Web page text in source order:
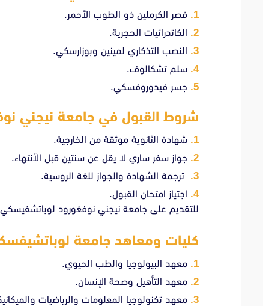
قصر الكرملين ذو الطوب الأحمر.
الكاتدرائيات الحجرية.
النصب التذكاري لمينين وبوزارسكي.
سلم تشكالوف.
جسر فيدوروفسكي.
شروط القبول في جامعة نيجني
شهادة الثانوية موثقة من الخارجية.
جواز سفر ساري لا يقل عن سنتين قبل الأنتهاء.
ترجمة الشهادة والجواز للغة الروسية.
اجتياز امتحان القبول.
للتقديم على جامعة نيجني نوفغورود لوباتشفيسكي
كليات ومعاهد جامعة
معهد البيولوجيا والطب الحيوي.
معهد التأهيل وصحة الإنسان.
معهد تكنولوجيا المعلومات والرياضيات